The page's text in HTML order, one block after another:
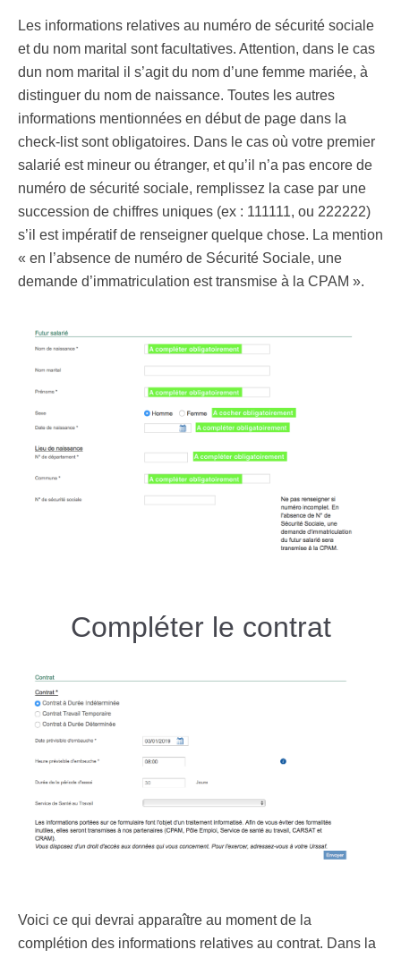
Les informations relatives au numéro de sécurité sociale
et du nom marital sont facultatives. Attention, dans le cas
dun nom marital il s’agit du nom d’une femme mariée, à
distinguer du nom de naissance. Toutes les autres
informations mentionnées en début de page dans la
check-list sont obligatoires. Dans le cas où votre premier
salarié est mineur ou étranger, et qu’il n’a pas encore de
numéro de sécurité sociale, remplissez la case par une
succession de chiffres uniques (ex : 111111, ou 222222)
s’il est impératif de renseigner quelque chose. La mention
« en l’absence de numéro de Sécurité Sociale, une
demande d’immatriculation est transmise à la CPAM ».
Compléter le contrat
Voici ce qui devrai apparaître au moment de la
complétion des informations relatives au contrat. Dans la